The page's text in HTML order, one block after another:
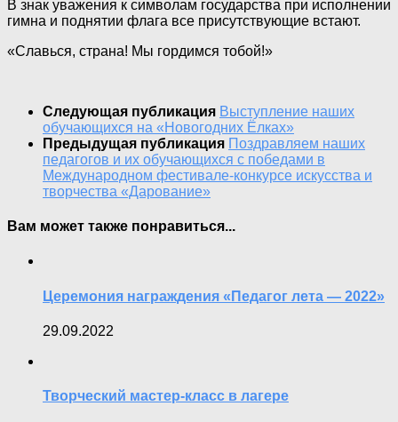
В знак уважения к символам государства при исполнении
гимна и поднятии флага все присутствующие встают.
«Славься, страна! Мы гордимся тобой!»
Следующая публикация Выступление наших
обучающихся на «Новогодних Ëлках»
Предыдущая публикация Поздравляем наших
педагогов и их обучающихся с победами в
Международном фестивале-конкурсе искусства и
творчества «Дарование»
Вам может также понравиться...
Церемония награждения «Педагог лета — 2022»
29.09.2022
Творческий мастер-класс в лагере